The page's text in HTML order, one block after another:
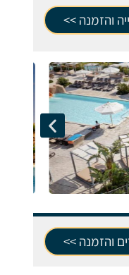
והזמנה >>
והזמנה >>